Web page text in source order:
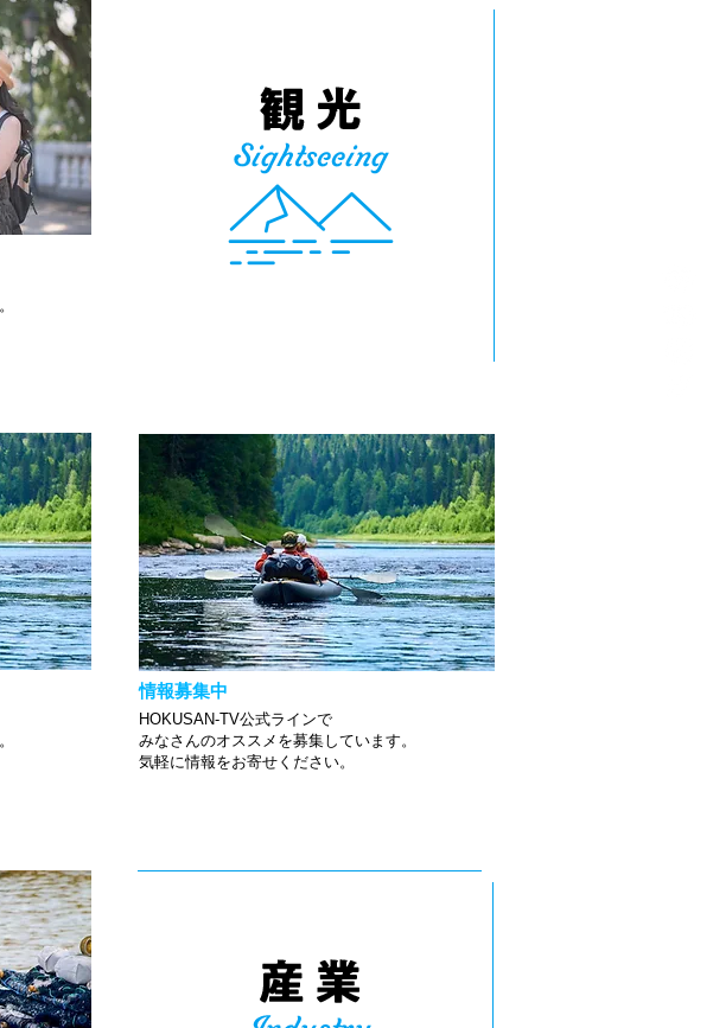
情報募集中
HOKUSAN-TV公式ラインで
みなさんのオススメを募集しています。
​気軽に情報をお寄せください。